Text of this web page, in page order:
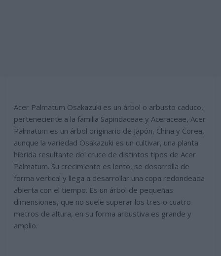
Acer Palmatum Osakazuki es un árbol o arbusto caduco,
perteneciente a la familia Sapindaceae y Aceraceae, Acer
Palmatum es un árbol originario de Japón, China y Corea,
aunque la variedad Osakazuki es un cultivar, una planta
híbrida resultante del cruce de distintos tipos de Acer
Palmatum. Su crecimiento es lento, se desarrolla de
forma vertical y llega a desarrollar una copa redondeada
abierta con el tiempo. Es un árbol de pequeñas
dimensiones, que no suele superar los tres o cuatro
metros de altura, en su forma arbustiva es grande y
amplio.